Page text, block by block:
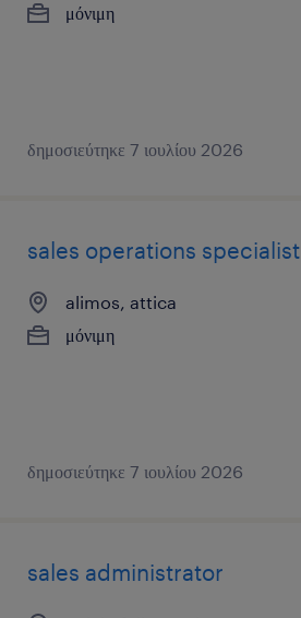
μόνιμη
δημοσιεύτηκε 7 ιουλίου 2026
sales operations specialist
alimos, attica
μόνιμη
δημοσιεύτηκε 7 ιουλίου 2026
sales administrator